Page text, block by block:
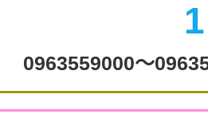
1
0963559000～